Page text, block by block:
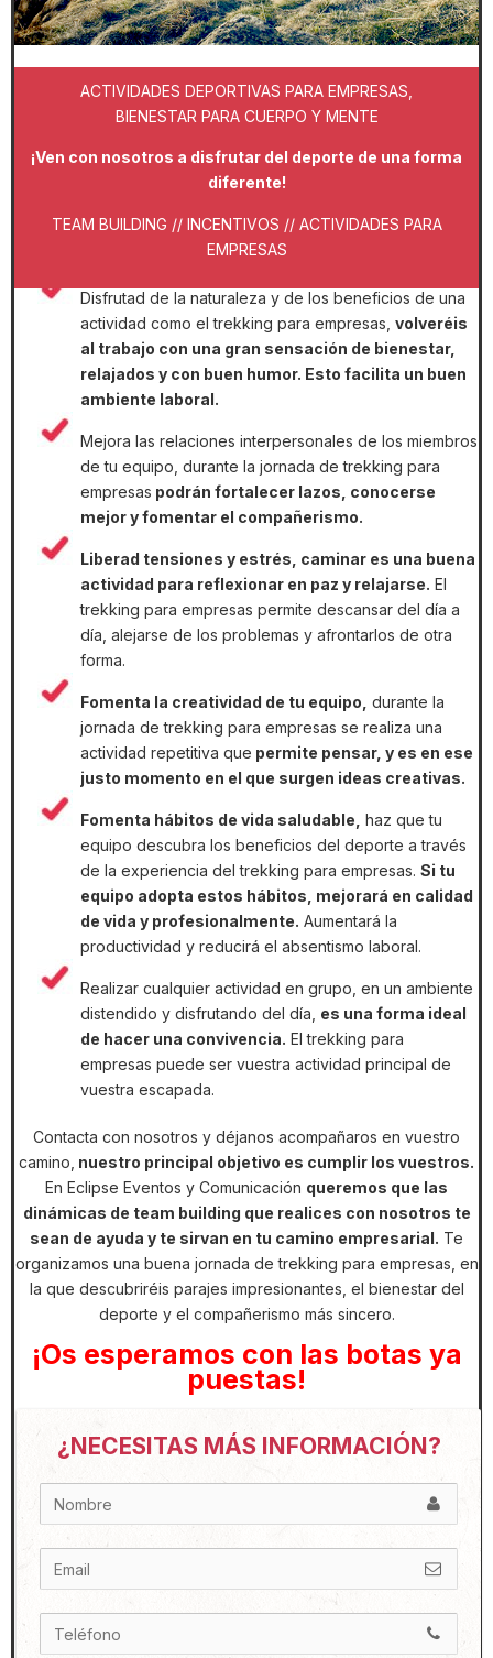
ACTIVIDADES DEPORTIVAS PARA EMPRESAS,
BIENESTAR PARA CUERPO Y MENTE
¡Ven con nosotros a disfrutar del deporte de una forma
diferente!
TEAM BUILDING // INCENTIVOS // ACTIVIDADES PARA
EMPRESAS
Disfrutad de la naturaleza y de los beneficios de una
actividad como el trekking para empresas, volveréis
al trabajo con una gran sensación de bienestar,
relajados y con buen humor. Esto facilita un buen
ambiente laboral.
Mejora las relaciones interpersonales de los miembros
de tu equipo, durante la jornada de trekking para
empresas podrán fortalecer lazos, conocerse
mejor y fomentar el compañerismo.
Liberad tensiones y estrés, caminar es una buena
actividad para reflexionar en paz y relajarse. El
trekking para empresas permite descansar del día a
día, alejarse de los problemas y afrontarlos de otra
forma.
Fomenta la creatividad de tu equipo, durante la
jornada de trekking para empresas se realiza una
actividad repetitiva que permite pensar, y es en ese
justo momento en el que surgen ideas creativas.
Fomenta hábitos de vida saludable, haz que tu
equipo descubra los beneficios del deporte a través
de la experiencia del trekking para empresas. Si tu
equipo adopta estos hábitos, mejorará en calidad
de vida y profesionalmente. Aumentará la
productividad y reducirá el absentismo laboral.
Realizar cualquier actividad en grupo, en un ambiente
distendido y disfrutando del día, es una forma ideal
de hacer una convivencia. El trekking para
empresas puede ser vuestra actividad principal de
vuestra escapada.
Contacta con nosotros y déjanos acompañaros en vuestro
camino, nuestro principal objetivo es cumplir los vuestros.
En Eclipse Eventos y Comunicación queremos que las
dinámicas de team building que realices con nosotros te
sean de ayuda y te sirvan en tu camino empresarial. Te
organizamos una buena jornada de trekking para empresas, en
la que descubriréis parajes impresionantes, el bienestar del
deporte y el compañerismo más sincero.
¡Os esperamos con las botas ya
puestas!
¿NECESITAS MÁS INFORMACIÓN?